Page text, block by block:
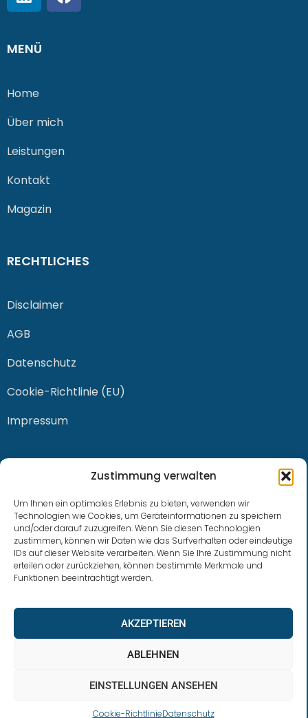
Zustimmung verwalten
Um Ihnen ein optimales Erlebnis zu bieten, verwenden wir
Technologien wie Cookies, um Geräteinformationen zu speichern
und/oder darauf zuzugreifen. Wenn Sie diesen Technologien
zustimmen, können wir Daten wie das Surfverhalten oder eindeutige
IDs auf dieser Website verarbeiten. Wenn Sie Ihre Zustimmung nicht
erteilen oder zurückziehen, können bestimmte Merkmale und
Funktionen beeinträchtigt werden.
AKZEPTIEREN
ABLEHNEN
EINSTELLUNGEN ANSEHEN
Cookie-RichtlinieDatenschutz
MENÜ
Home
Über mich
Leistungen
Kontakt
Magazin
RECHTLICHES
Disclaimer
AGB
Datenschutz
Cookie-Richtlinie (EU)
Impressum
0228 / 915 614 81
klaus.buhl@libra-invest.de
LIBRAInvest © 2023 | Design by SOFTWARESTUBE